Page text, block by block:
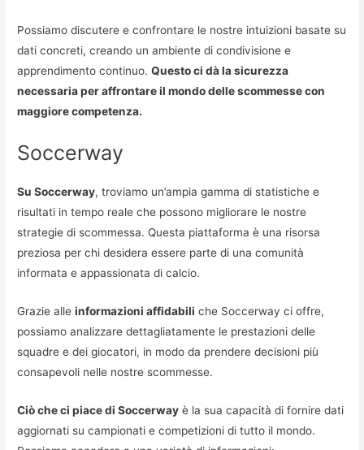
Possiamo discutere e confrontare le nostre intuizioni basate su
dati concreti, creando un ambiente di condivisione e
apprendimento continuo.Questo ci dà la sicurezza
necessaria per affrontare il mondo delle scommesse con
maggiore competenza.
Soccerway
Su Soccerway, troviamo un’ampia gamma di statistiche e
risultati in tempo reale che possono migliorare le nostre
strategie di scommessa. Questa piattaforma è una risorsa
preziosa per chi desidera essere parte di una comunità
informata e appassionata di calcio.
Grazie alleinformazioni affidabili che Soccerway ci offre,
possiamo analizzare dettagliatamente le prestazioni delle
squadre e dei giocatori, in modo da prendere decisioni più
consapevoli nelle nostre scommesse.
Ciò che ci piace di Soccerway è la sua capacità di fornire dati
aggiornati su campionati e competizioni di tutto il mondo.